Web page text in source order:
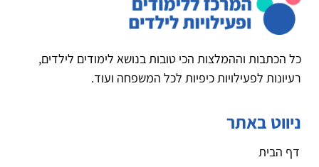
כל הכתבות וההמלצות הכי טובות בנושא לימודים לילדים,
רעיונות לפעילויות כיפיות לכל המשפחה ועוד.
ניווט באתר
דף הבית